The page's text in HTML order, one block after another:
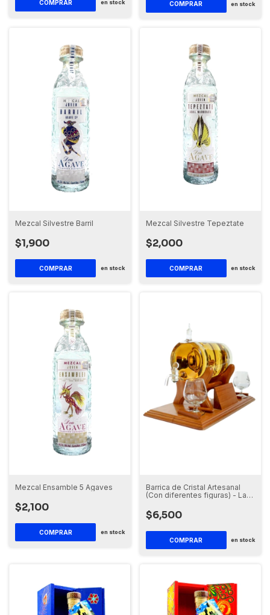
COMPRAR en stock COMPRAR en stock
Mezcal Silvestre Barril
$1,900
en stock
Mezcal Silvestre Tepeztate
$2,000
en stock
Mezcal Ensamble 5 Agaves
$2,100
en stock
Barrica de Cristal Artesanal
(Con diferentes figuras) - La
$6,500
COMPRAR en stock